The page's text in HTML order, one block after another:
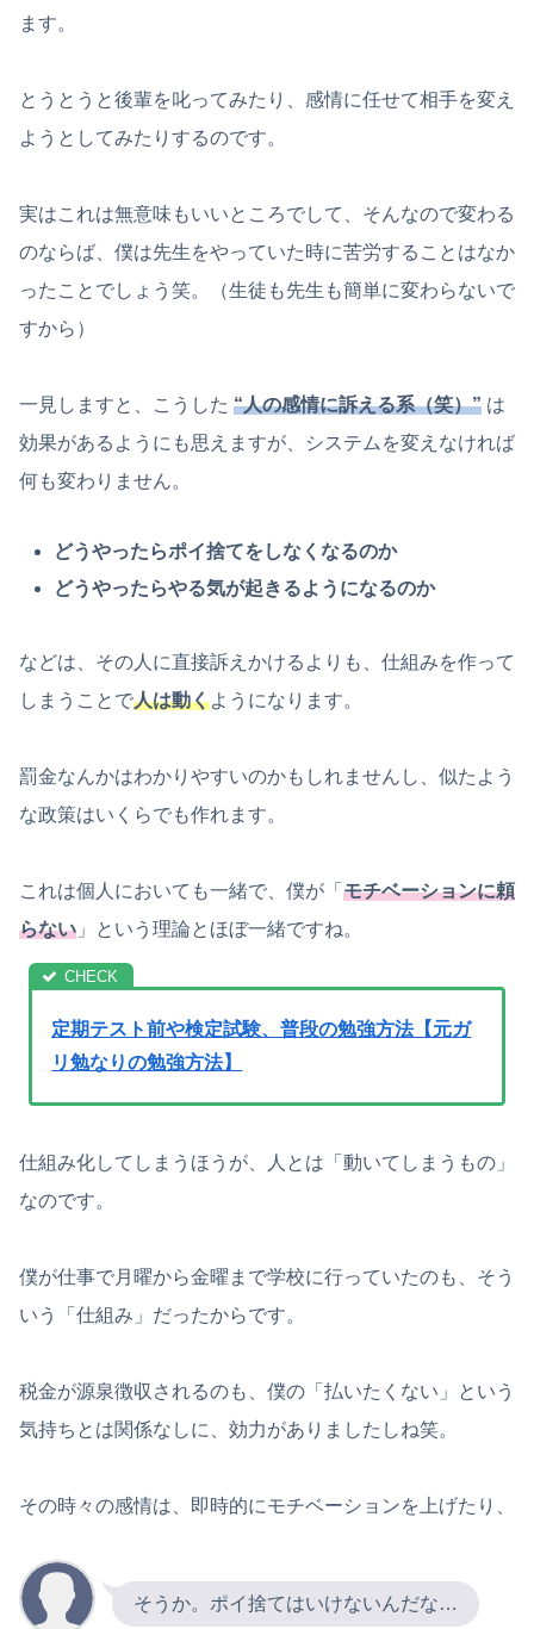
ます。
とうとうと後輩を叱ってみたり、感情に任せて相手を変え
ようとしてみたりするのです。
実はこれは無意味もいいところでして、そんなので変わる
のならば、僕は先生をやっていた時に苦労することはなか
ったことでしょう笑。（生徒も先生も簡単に変わらないで
すから）
一見しますと、こうした “人の感情に訴える系（笑）” は
効果があるようにも思えますが、システムを変えなければ
何も変わりません。
どうやったらポイ捨てをしなくなるのか
どうやったらやる気が起きるようになるのか
などは、その人に直接訴えかけるよりも、仕組みを作って
しまうことで人は動くようになります。
罰金なんかはわかりやすいのかもしれませんし、似たよう
な政策はいくらでも作れます。
これは個人においても一緒で、僕が「 モチベーションに頼
らない 」という理論とほぼ一緒ですね。
定期テスト前や検定試験、普段の勉強方法【元ガ
リ勉なりの勉強方法】
仕組み化してしまうほうが、人とは「動いてしまうもの」
なのです。
僕が仕事で月曜から金曜まで学校に行っていたのも、そう
いう「仕組み」だったからです。
税金が源泉徴収されるのも、僕の「払いたくない」という
気持ちとは関係なしに、効力がありましたしね笑。
その時々の感情は、即時的にモチベーションを上げたり、
そうか。ポイ捨てはいけないんだな…